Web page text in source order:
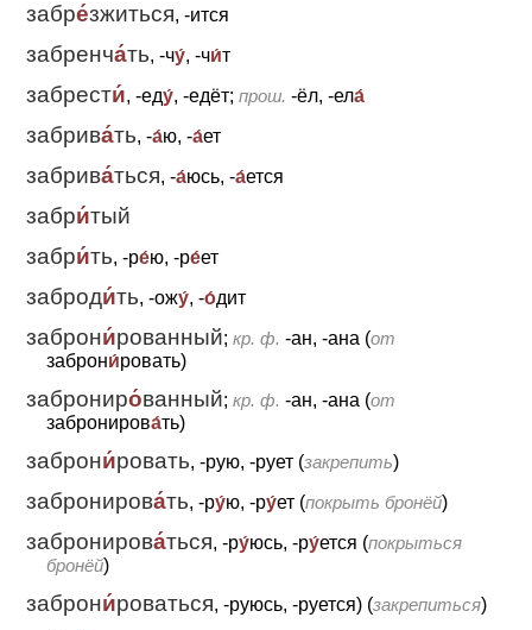
забре́зжиться, -ится
забренча́ть, -чу́, -чи́т
забрести́, -еду́, -едёт; прош. -ёл, -ела́
забрива́ть, -а́ю, -а́ет
забрива́ться, -а́юсь, -а́ется
забри́тый
забри́ть, -ре́ю, -ре́ет
заброди́ть, -ожу́, -о́дит
заброни́рованный; кр. ф. -ан, -ана (от
заброни́ровать)
заброниро́ванный; кр. ф. -ан, -ана (от
забронирова́ть)
заброни́ровать, -рую, -рует (закрепить)
забронирова́ть, -ру́ю, -ру́ет (покрыть бронёй)
забронирова́ться, -ру́юсь, -ру́ется (покрыться
бронёй)
заброни́роваться, -руюсь, -руется) (закрепиться)